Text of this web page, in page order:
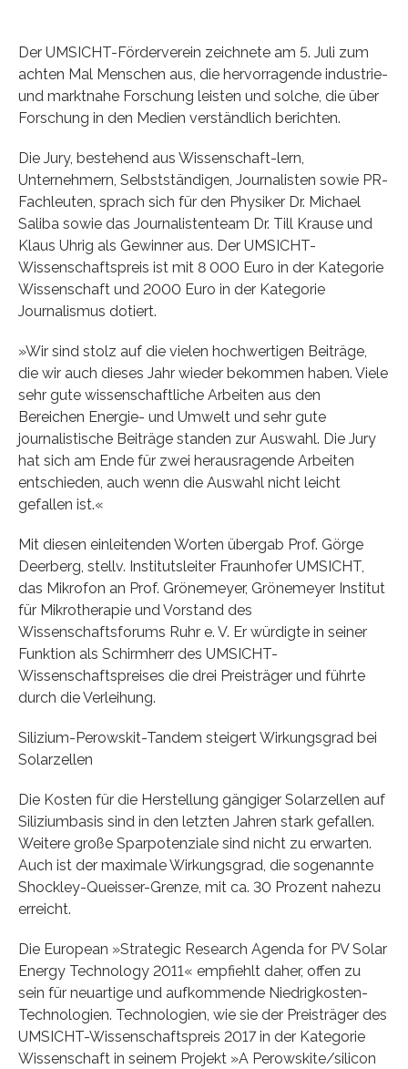
Der UMSICHT-Förderverein zeichnete am 5. Juli zum
achten Mal Menschen aus, die hervorragende industrie-
und marktnahe Forschung leisten und solche, die über
Forschung in den Medien verständlich berichten.
Die Jury, bestehend aus Wissenschaft-lern,
Unternehmern, Selbstständigen, Journalisten sowie PR-
Fachleuten, sprach sich für den Physiker Dr. Michael
Saliba sowie das Journalistenteam Dr. Till Krause und
Klaus Uhrig als Gewinner aus. Der UMSICHT-
Wissenschaftspreis ist mit 8 000 Euro in der Kategorie
Wissenschaft und 2000 Euro in der Kategorie
Journalismus dotiert.
»Wir sind stolz auf die vielen hochwertigen Beiträge,
die wir auch dieses Jahr wieder bekommen haben. Viele
sehr gute wissenschaftliche Arbeiten aus den
Bereichen Energie- und Umwelt und sehr gute
journalistische Beiträge standen zur Auswahl. Die Jury
hat sich am Ende für zwei herausragende Arbeiten
entschieden, auch wenn die Auswahl nicht leicht
gefallen ist.«
Mit diesen einleitenden Worten übergab Prof. Görge
Deerberg, stellv. Institutsleiter Fraunhofer UMSICHT,
das Mikrofon an Prof. Grönemeyer, Grönemeyer Institut
für Mikrotherapie und Vorstand des
Wissenschaftsforums Ruhr e. V. Er würdigte in seiner
Funktion als Schirmherr des UMSICHT-
Wissenschaftspreises die drei Preisträger und führte
durch die Verleihung.
Silizium-Perowskit-Tandem steigert Wirkungsgrad bei
Solarzellen
Die Kosten für die Herstellung gängiger Solarzellen auf
Siliziumbasis sind in den letzten Jahren stark gefallen.
Weitere große Sparpotenziale sind nicht zu erwarten.
Auch ist der maximale Wirkungsgrad, die sogenannte
Shockley-Queisser-Grenze, mit ca. 30 Prozent nahezu
erreicht.
Die European »Strategic Research Agenda for PV Solar
Energy Technology 2011« empfiehlt daher, offen zu
sein für neuartige und aufkommende Niedrigkosten-
Technologien. Technologien, wie sie der Preisträger des
UMSICHT-Wissenschaftspreis 2017 in der Kategorie
Wissenschaft in seinem Projekt »A Perowskite/silicon